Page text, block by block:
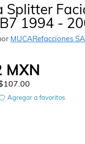
Splitter
1994 -
MUCARefacciones
MXN
Agregar a favoritos